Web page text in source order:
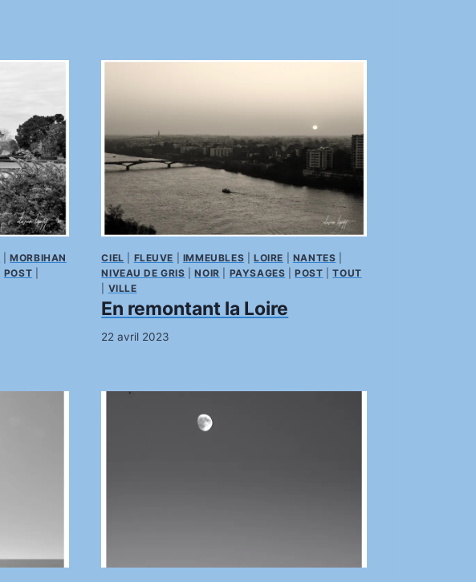
|MORBIHAN
POST
CIEL FLEUVE IMMEUBLES |LOIRE NANTES
NIVEAU DE GRIS |NOIR PAYSAGES |POST |TOUT
VILLE
En remontant la Loire
22 avril 2023